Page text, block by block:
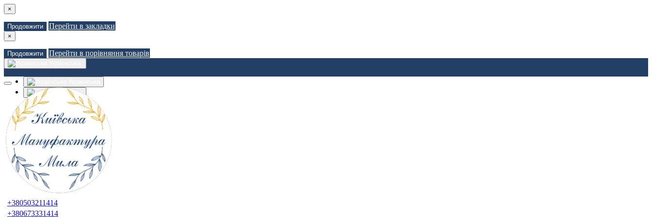
×
Продовжити Перейти в закладки
×
Продовжити Перейти в порівняння товарів
Russian
Закладки (0)
Порівняння товарів (0)
Зв'язатися з нами
Авторизація
Реєстрація
+380503211414
+380673331414